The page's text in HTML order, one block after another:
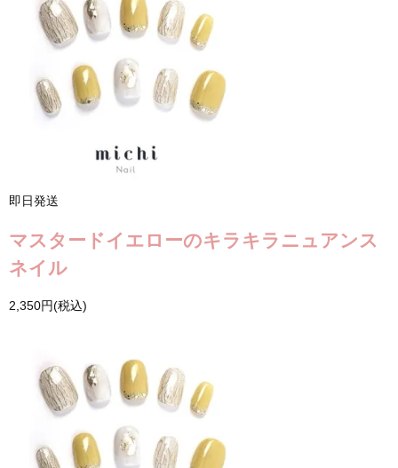
即日発送
マスタードイエローのキラキラニュアンス
ネイル
2,350円(税込)